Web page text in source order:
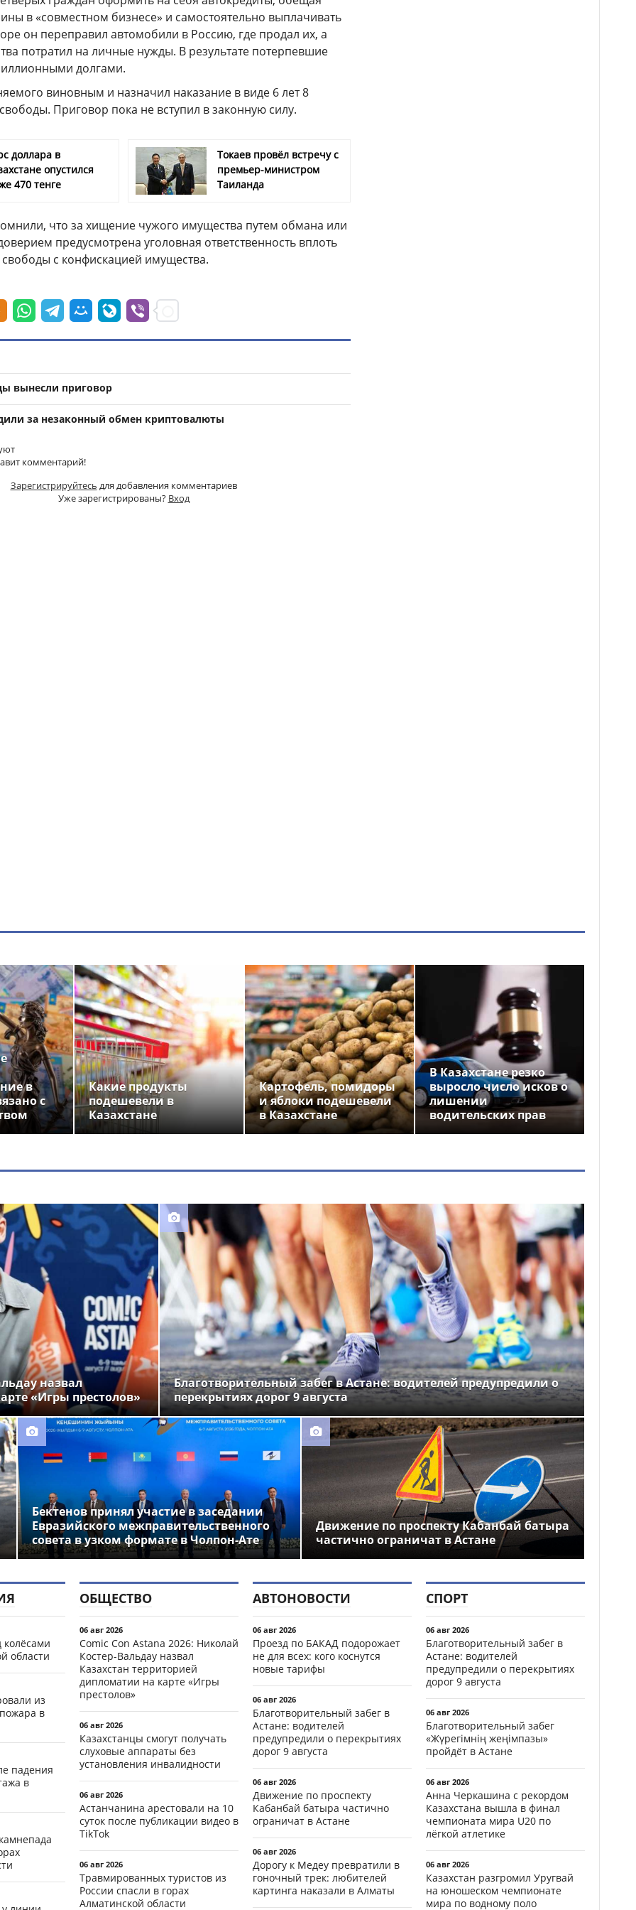
в «совместном бизнесе» и самостоятельно выплачивать
он переправил автомобили в Россию, где продал их, а
потратил на личные нужды. В результате потерпевшие
долгами.
виновным и назначил наказание в виде 6 лет 8
Приговор пока не вступил в законную силу.
доллара в
опустился
470 тенге
Токаев провёл встречу с
премьер-министром
Таиланда
что за хищение чужого имущества путем обмана или
предусмотрена уголовная ответственность вплоть
с конфискацией имущества.
вынесли приговор
за незаконный обмен криптовалюты
комментарий!
Зарегистрируйтесь для добавления комментариев
Уже зарегистрированы? Вход
в
с
Какие продукты
подешевели в
Казахстане
Картофель, помидоры
и яблоки подешевели
в Казахстане
В Казахстане резко
выросло число исков о
лишении
водительских прав
назвал
«Игры престолов»
Благотворительный забег в Астане: водителей предупредили о
перекрытиях дорог 9 августа
Бектенов принял участие в заседании
Евразийского межправительственного
совета в узком формате в Чолпон-Ате
Движение по проспекту Кабанбай батыра
частично ограничат в Астане
области
из
в
падения
в
ОБЩЕСТВО
06 авг 2026
Comic Con Astana 2026: Николай
Костер-Вальдау назвал
Казахстан территорией
дипломатии на карте «Игры
престолов»
06 авг 2026
Казахстанцы смогут получать
слуховые аппараты без
установления инвалидности
06 авг 2026
Астанчанина арестовали на 10
суток после публикации видео в
TikTok
06 авг 2026
Травмированных туристов из
России спасли в горах
Алматинской области
АВТОНОВОСТИ
06 авг 2026
Проезд по БАКАД подорожает
не для всех: кого коснутся
новые тарифы
06 авг 2026
Благотворительный забег в
Астане: водителей
предупредили о перекрытиях
дорог 9 августа
06 авг 2026
Движение по проспекту
Кабанбай батыра частично
ограничат в Астане
06 авг 2026
Дорогу к Медеу превратили в
гоночный трек: любителей
картинга наказали в Алматы
СПОРТ
06 авг 2026
Благотворительный забег в
Астане: водителей
предупредили о перекрытиях
дорог 9 августа
06 авг 2026
Благотворительный забег
«Жүрегімнің жеңімпазы»
пройдёт в Астане
06 авг 2026
Анна Черкашина с рекордом
Казахстана вышла в финал
чемпионата мира U20 по
лёгкой атлетике
06 авг 2026
Казахстан разгромил Уругвай
на юношеском чемпионате
мира по водному поло